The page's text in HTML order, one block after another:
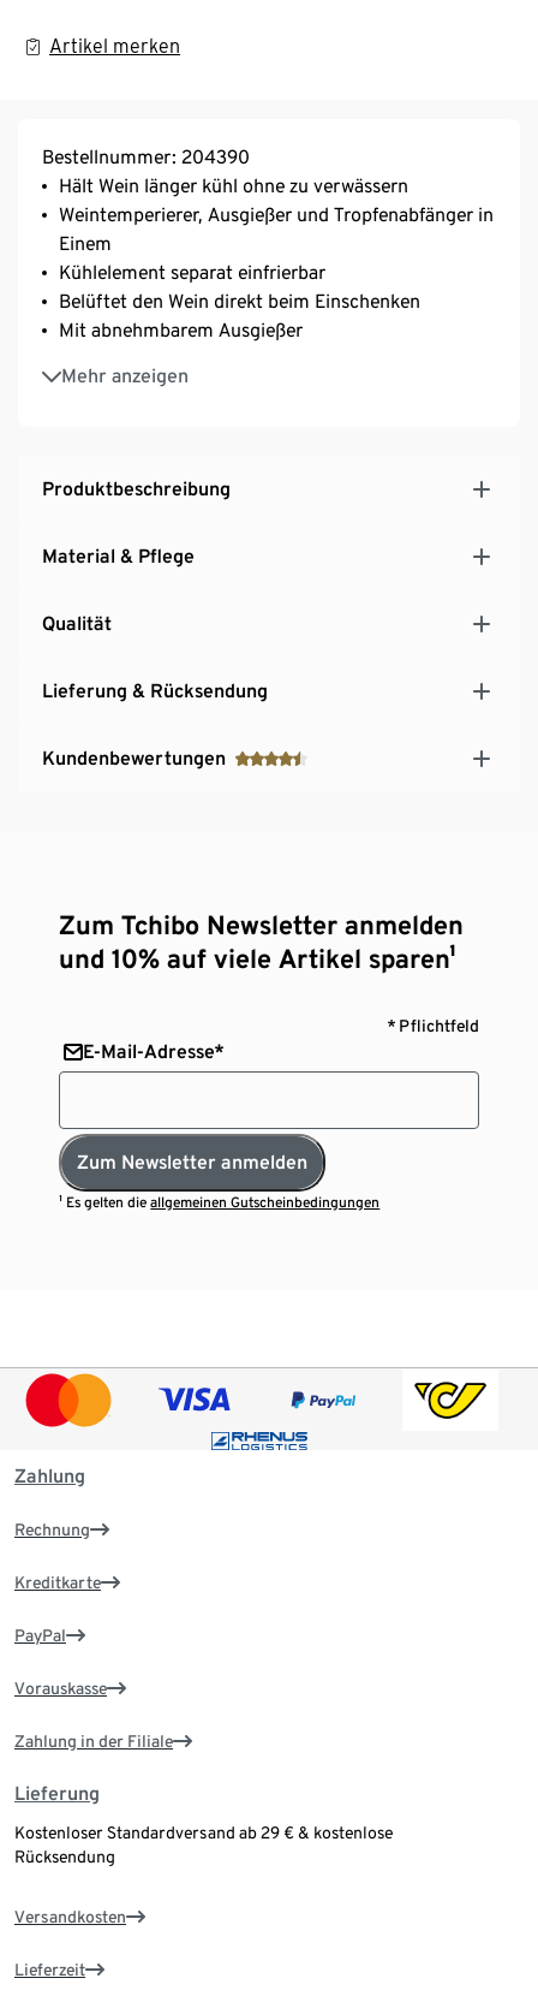
Artikel merken
Bestellnummer: 204390
Hält Wein länger kühl ohne zu verwässern
Weintemperierer, Ausgießer und Tropfenabfänger in
Einem
Kühlelement separat einfrierbar
Belüftet den Wein direkt beim Einschenken
Mit abnehmbarem Ausgießer
Mehr anzeigen
Für viele handelsübliche Weinflaschen geeignet
Kühlelement aus hochwertigem Edelstahl 18/10
Produktbeschreibung
Material & Pflege
Qualität
Lieferung & Rücksendung
Kundenbewertungen
Zum Tchibo Newsletter anmelden
und 10% auf viele Artikel sparen¹
* Pflichtfeld
E-Mail-Adresse*
Zum Newsletter anmelden
¹ Es gelten dieallgemeinen Gutscheinbedingungen
Zahlung
Rechnung
Kreditkarte
PayPal
Vorauskasse
Zahlung in der Filiale
Lieferung
Kostenloser Standardversand ab 29 € & kostenlose
Rücksendung
Versandkosten
Lieferzeit